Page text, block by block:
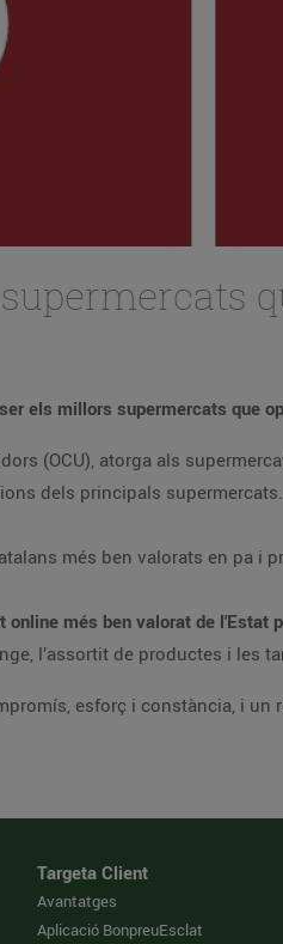
els millors supermercats que
(OCU), atorga als
dels principals supermercats.
més ben valorats en pa i
més ben valorat de l'Estat
l’assortit de productes i les
esforç i constància, i un
Targeta Client
Avantatges
Aplicació BonpreuEsclat